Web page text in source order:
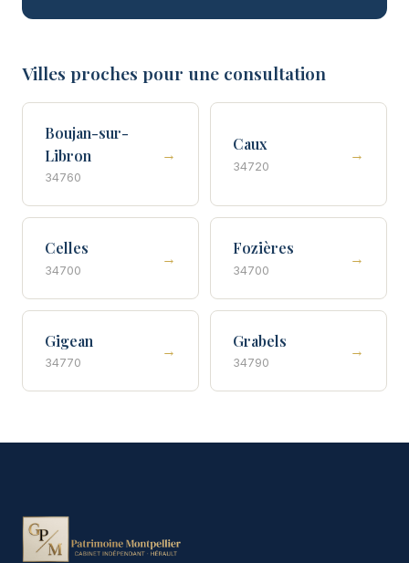
Villes proches pour une consultation
Boujan-sur-
Libron
34760
→
Caux
34720
→
Celles
34700
→
Fozières
34700
→
Gigean
34770
→
Grabels
34790
→